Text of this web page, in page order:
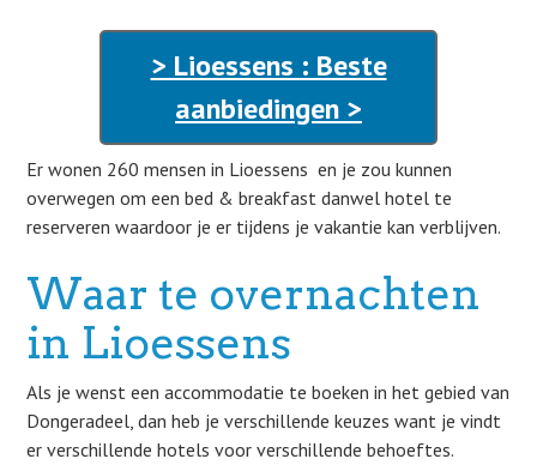
> Lioessens : Beste
aanbiedingen >
Er wonen 260 mensen in Lioessens en je zou kunnen
overwegen om een bed & breakfast danwel hotel te
reserveren waardoor je er tijdens je vakantie kan verblijven.
Waar te overnachten
in Lioessens
Als je wenst een accommodatie te boeken in het gebied van
Dongeradeel, dan heb je verschillende keuzes want je vindt
er verschillende hotels voor verschillende behoeftes.